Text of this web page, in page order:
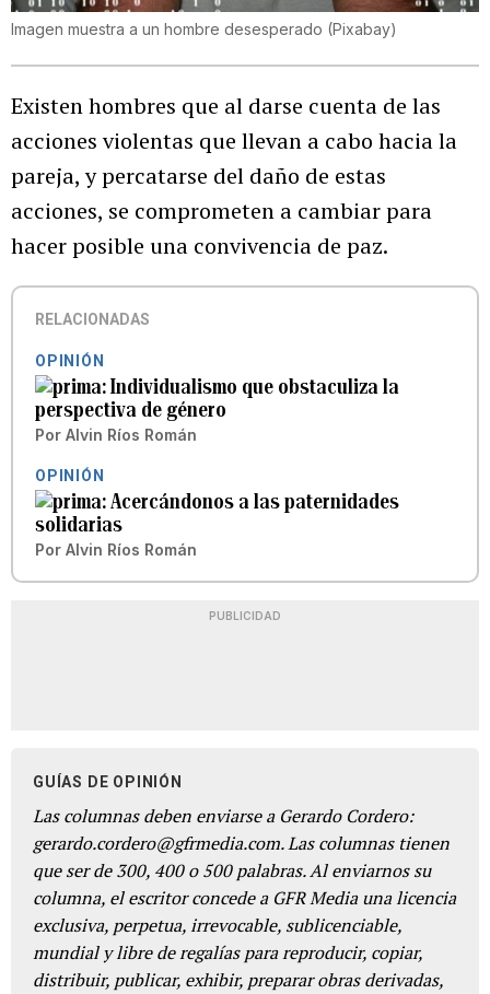
Imagen muestra a un hombre desesperado (Pixabay)
Existen hombres que al darse cuenta de las
acciones violentas que llevan a cabo hacia la
pareja, y percatarse del daño de estas
acciones, se comprometen a cambiar para
hacer posible una convivencia de paz.
RELACIONADAS
OPINIÓN
Individualismo que obstaculiza la
perspectiva de género
Por Alvin Ríos Román
OPINIÓN
Acercándonos a las paternidades
solidarias
Por Alvin Ríos Román
PUBLICIDAD
GUÍAS DE OPINIÓN
Las columnas deben enviarse a Gerardo Cordero:
gerardo.cordero@gfrmedia.com. Las columnas tienen
que ser de 300, 400 o 500 palabras. Al enviarnos su
columna, el escritor concede a GFR Media una licencia
exclusiva, perpetua, irrevocable, sublicenciable,
mundial y libre de regalías para reproducir, copiar,
distribuir, publicar, exhibir, preparar obras derivadas,